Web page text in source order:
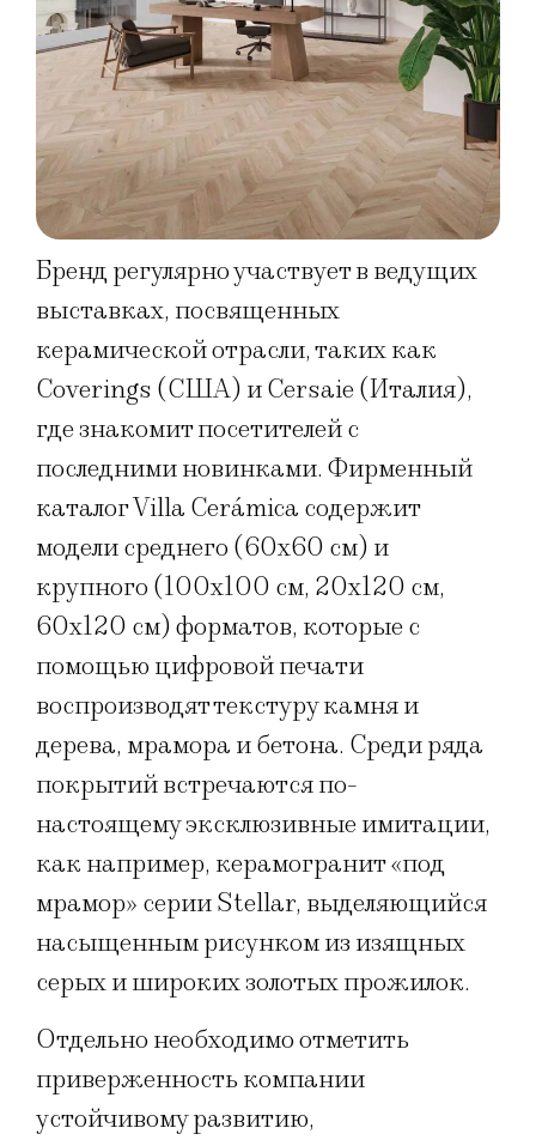
Бренд регулярно участвует в ведущих
выставках, посвященных
керамической отрасли, таких как
Coverings (США) и Cersaie (Италия),
где знакомит посетителей с
последними новинками. Фирменный
каталог Villa Cerámica содержит
модели среднего (60х60 см) и
крупного (100х100 см, 20х120 см,
60х120 см) форматов, которые с
помощью цифровой печати
воспроизводят текстуру камня и
дерева, мрамора и бетона. Среди ряда
покрытий встречаются по-
настоящему эксклюзивные имитации,
как например, керамогранит «под
мрамор» серии Stellar, выделяющийся
насыщенным рисунком из изящных
серых и широких золотых прожилок.
Отдельно необходимо отметить
приверженность компании
устойчивому развитию,